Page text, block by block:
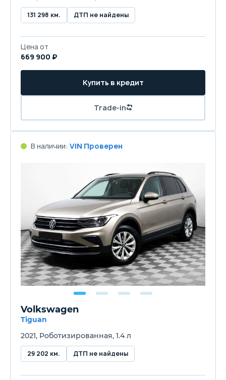
131 298 км. ДТП не найдены
Цена от
669 900 ₽
Купить в кредит
Trade-in
В наличии: VIN Проверен
Volkswagen
Tiguan
2021, Роботизированная, 1.4 л
29 202 км. ДТП не найдены